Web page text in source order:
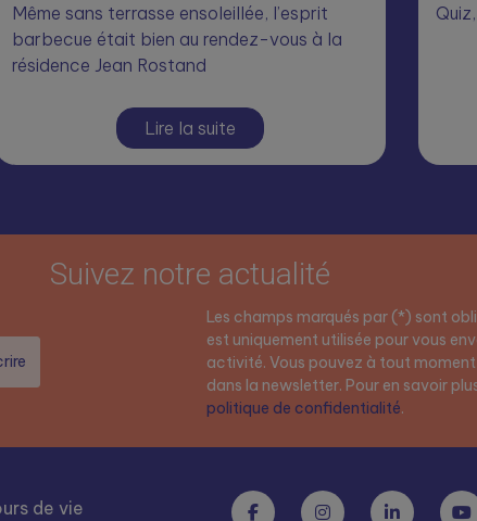
Même sans terrasse ensoleillée, l’esprit
barbecue était bien au rendez-vous à la
résidence Jean Rostand
Lire la suite
Suivez notre actualité
Les champs marqués par (*) sont
est uniquement utilisée pour vous
activité. Vous pouvez à tout
dans la newsletter. Pour en savoir
politique de confidentialité.
de vie